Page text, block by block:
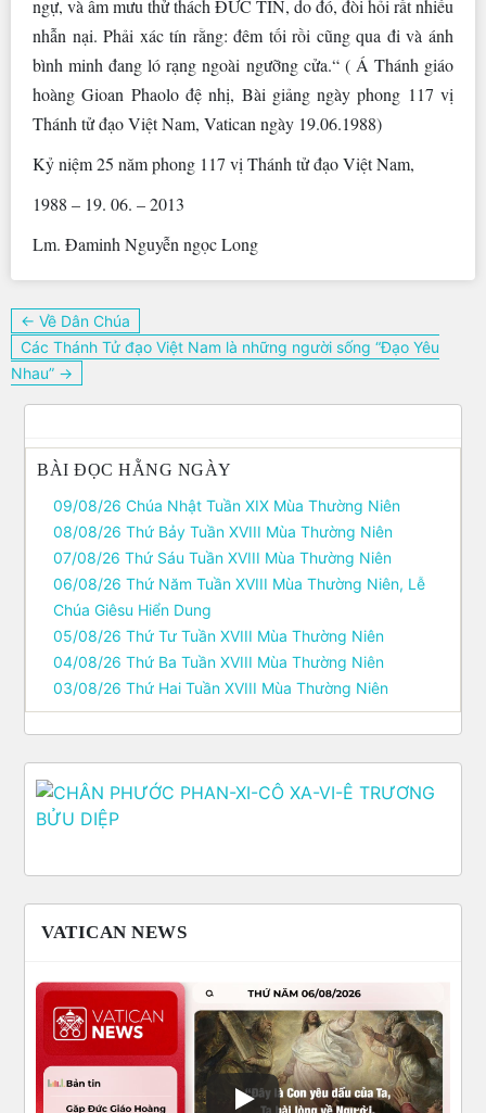
ngự, và âm mưu thử thách ĐỨC TIN, do đó, đòi hỏi rất nhiều
nhẫn nại. Phải xác tín rằng: đêm tối rồi cũng qua đi và ánh
bình minh đang ló rạng ngoài ngưỡng cửa.“ ( Á Thánh giáo
hoàng Gioan Phaolo đệ nhị, Bài giảng ngày phong 117 vị
Thánh tử đạo Việt Nam, Vatican ngày 19.06.1988)
Kỷ niệm 25 năm phong 117 vị Thánh tử đạo Việt Nam,
1988 – 19. 06. – 2013
Lm. Đaminh Nguyễn ngọc Long
Điều
hướng
bài
viết
← Về Dân Chúa
Các Thánh Tử đạo Việt Nam là những người sống “Đạo Yêu
Nhau” →
BÀI ĐỌC HẰNG NGÀY
09/08/26 Chúa Nhật Tuần XIX Mùa Thường Niên
08/08/26 Thứ Bảy Tuần XVIII Mùa Thường Niên
07/08/26 Thứ Sáu Tuần XVIII Mùa Thường Niên
06/08/26 Thứ Năm Tuần XVIII Mùa Thường Niên, Lễ
Chúa Giêsu Hiển Dung
05/08/26 Thứ Tư Tuần XVIII Mùa Thường Niên
04/08/26 Thứ Ba Tuần XVIII Mùa Thường Niên
03/08/26 Thứ Hai Tuần XVIII Mùa Thường Niên
VATICAN NEWS